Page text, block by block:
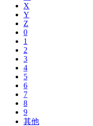
X
Y
Z
0
1
2
3
4
5
6
7
8
9
其他